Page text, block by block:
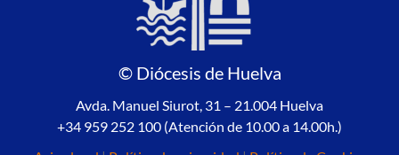
© Diócesis de Huelva
Avda. Manuel Siurot, 31 – 21.004 Huelva
+34 959 252 100 (Atención de 10.00 a 14.00h.)